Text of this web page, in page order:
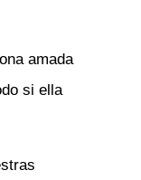
amada
si ella